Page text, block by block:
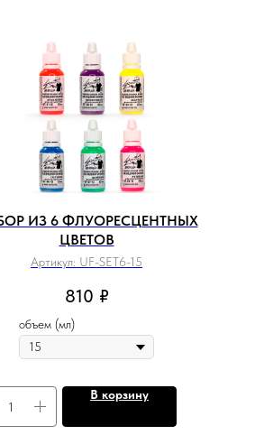
ИЗ 6 ФЛУОРЕСЦЕНТНЫХ
ЦВЕТОВ
Артикул: UF-SET6-15
810 ₽
объем (мл)
В корзину